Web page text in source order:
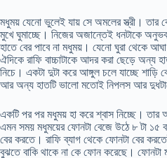
মধুময় যেনো ভুলেই যায় সে অমলের স্ত্রী। তার
মুখে ঘুমাচ্ছে। নিজের অজান্তেই ধনটাকে
হাতে বের পাবে না মধুময়। যেনো ঘুরা থেকে
ঐদিকে রাফি বাচ্চাটাকে আদর করা ছেড়ে অন্য
নিচে। একটা দুটা করে আঙ্গুল চলে যাচ্ছে শাড়ি
আর অন্য হাতটি ভালো মতোই নিপলস আর
একটি পর পর মধুময় হা করে শ্বাস নিচ্ছে। তার
এমন সময় মধুময়ের ফোনটা বেজে উঠে ৮ টা ১৫
বের করতে। রাফি ব্যাগ থেকে ফোনটা বের
বুঝতে বাকি থাকে না কে ফোন করেছে। ফোনটা